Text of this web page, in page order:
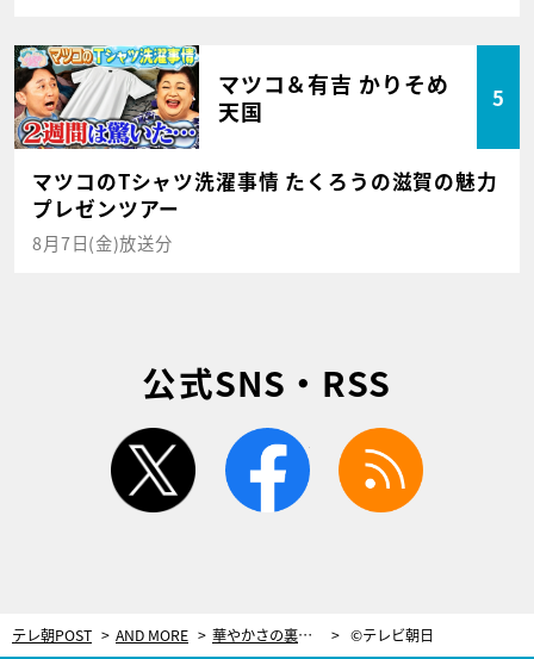
マツコ＆有吉 かりそめ
天国
5
マツコのTシャツ洗濯事情 たくろうの滋賀の魅力
プレゼンツアー
8月7日(金)放送分
公式SNS・RSS
twitter facebook
テレ朝POST AND MORE 華やかさの裏で…新体操日本代表の選手たちが生きる厳しい世界【世界新体操】 ©テレビ朝日